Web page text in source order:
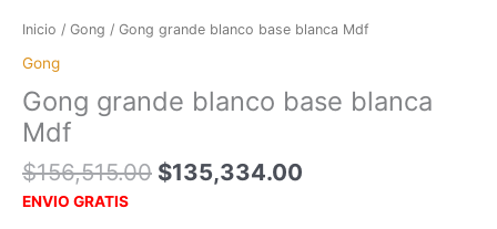
Inicio / Gong / Gong grande blanco base blanca Mdf
Gong
Gong grande blanco base blanca
Mdf
$156,515.00 El
$135,334.00
ENVIO GRATIS